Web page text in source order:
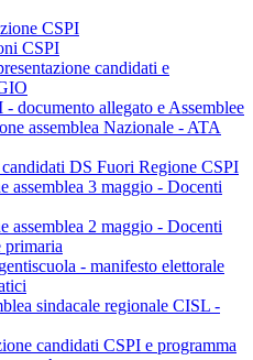
CSPI
CSPI
candidati e
documento allegato e Assemblee
assemblea Nazionale - ATA
DS Fuori Regione CSPI
assemblea 3 maggio - Docenti
assemblea 2 maggio - Docenti
primaria
- manifesto elettorale
sindacale regionale CISL -
candidati CSPI e programma